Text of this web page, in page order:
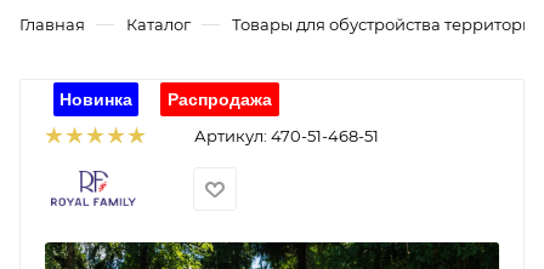
Главная — Каталог — Товары для обустройства территории
Артикул: 470-51-468-51